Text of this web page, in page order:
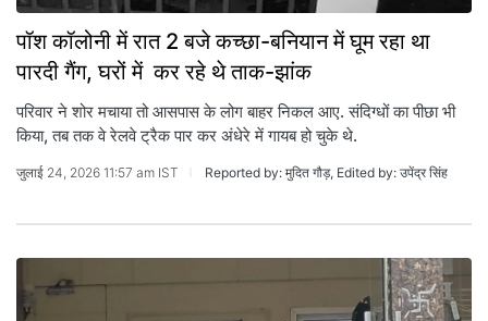
पॉश कॉलोनी में रात 2 बजे कच्छा-बन‍ियान में घूम रहा था
पारदी गैंग, घरों में कर रहे थे ताक-झांक
परिवार ने शोर मचाया तो आसपास के लोग बाहर निकल आए. संदिग्धों का पीछा भी
किया, तब तक वे रेलवे ट्रैक पार कर अंधेरे में गायब हो चुके थे.
जुलाई 24, 2026 11:57 am IST Reported by: मुदित गौड़, Edited by: उपेंद्र सिंह